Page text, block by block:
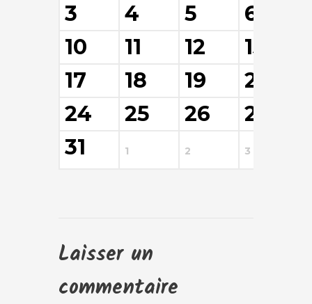
3 4 5 6
10
11 12 13
17
18 19 20
24
25 26 27
31
1 2 3
Laisser un
commentaire